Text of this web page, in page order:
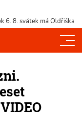
6. 8. svátek má Oldřiška